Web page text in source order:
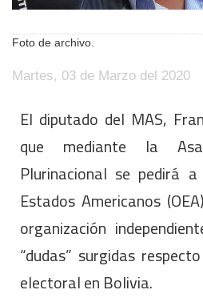
Foto de archivo.
Martes, 03 de Marzo del 2020
El diputado del MAS,
que mediante la
Plurinacional se pedirá
Estados Americanos
organización
“dudas” surgidas
electoral en Bolivia.